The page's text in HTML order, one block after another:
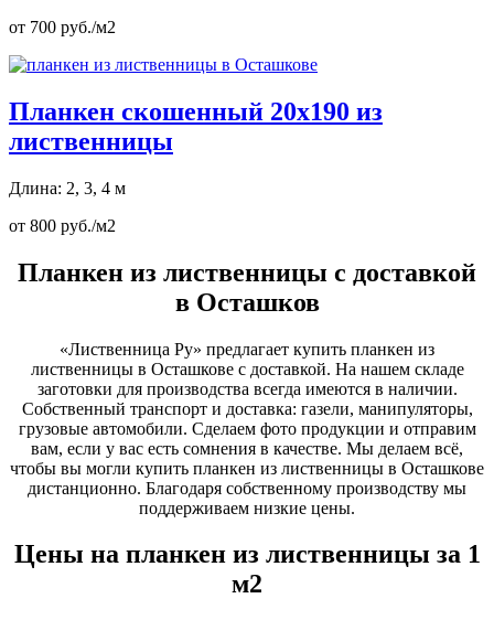
от 700 руб./м2
Планкен скошенный 20х190 из
лиственницы
Длина: 2, 3, 4 м
от 800 руб./м2
Планкен из лиственницы с доставкой
в Осташков
«Лиственница Ру» предлагает купить планкен из
лиственницы в Осташкове с доставкой. На нашем складе
заготовки для производства всегда имеются в наличии.
Собственный транспорт и доставка: газели, манипуляторы,
грузовые автомобили. Сделаем фото продукции и отправим
вам, если у вас есть сомнения в качестве. Мы делаем всё,
чтобы вы могли купить планкен из лиственницы в Осташкове
дистанционно. Благодаря собственному производству мы
поддерживаем низкие цены.
Цены на планкен из лиственницы за 1
м2